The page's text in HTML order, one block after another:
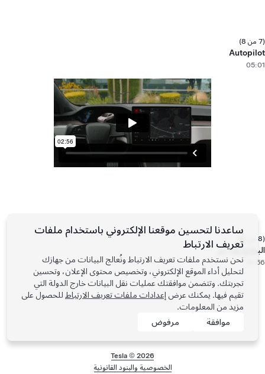
(7 من 8)
Autopilot
05:01
(8 من 8)
البرامج والدعم
02:56
Tesla © 2026
الخصوصية والبنود القانونية
ساعدنا لتحسين موقعنا الإلكتروني باستخدام ملفات
تعريف الارتباط
نحن نستخدم ملفات تعريف الارتباط ونُعالج البيانات من جهازك
لتحليل أداء الموقع الإلكتروني، وتخصيص محتوى الإعلان، وتحسين
تجربتك. وتتضمن موافقتك عمليات نقل البيانات خارج الدولة التي
تقيم فيها. يمكنك عرض إعدادات ملفات تعريف الارتباط للحصول على
مزيد من المعلومات.
موافقة
مرفوض